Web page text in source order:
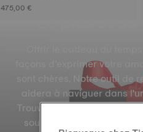
475,00 €
façons d’exprimer votre
sont chères. Notre outil de
aidera à naviguer dans
Trouvez la montre suisse
souvenirs inoubliables.